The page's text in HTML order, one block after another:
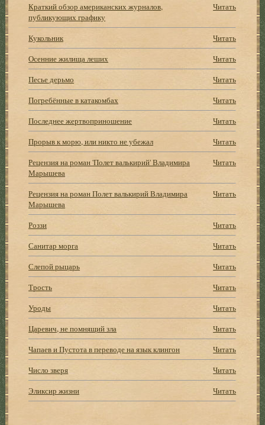
Краткий обзор американских журналов,
публикующих графику
Читать
Кукольник
Читать
Осенние жилища леших
Читать
Песье дерьмо
Читать
Погребённые в катакомбах
Читать
Последнее жертвоприношение
Читать
Прорыв к морю, или никто не убежал
Читать
Рецензия на роман 'Полет валькирий' Владимира
Марышева
Читать
Рецензия на роман Полет валькирий Владимира
Марышева
Читать
Роззи
Читать
Санитар морга
Читать
Слепой рыцарь
Читать
Трость
Читать
Уроды
Читать
Царевич, не помнящий зла
Читать
Чапаев и Пустота в переводе на язык клингон
Читать
Число зверя
Читать
Эликсир жизни
Читать